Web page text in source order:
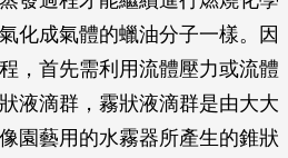
化成氣體的蠟油分子一樣。因
，首先需利用流體壓力或流體
液滴群，霧狀液滴群是由大大
園藝用的水霧器所產生的錐狀